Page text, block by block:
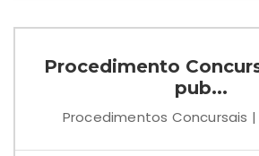
Procedimento
pub...
Procedimentos Concursais